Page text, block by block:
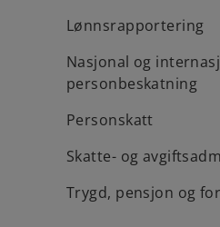
Lønnsrapportering
Nasjonal og
personbeskatning
Personskatt
Skatte- og
Trygd, pensjon og